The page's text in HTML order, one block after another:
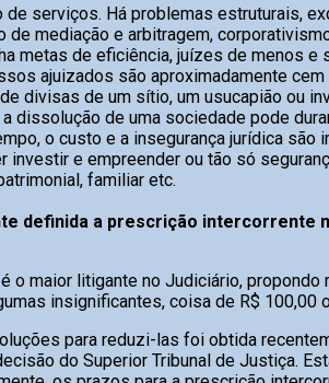
de serviços. Há problemas estruturais,
de mediação e arbitragem,
metas de eficiência, juízes de menos e
ajuizados são aproximadamente cem
divisas de um sítio, um usucapião ou
a dissolução de uma sociedade pode
o custo e a insegurança jurídica são
investir e empreender ou tão só
familiar etc.
definida a prescrição intercorrente
o maior litigante no Judiciário, propondo
insignificantes, coisa de R$ 100,00
para reduzi-las foi obtida
do Superior Tribunal de Justiça.